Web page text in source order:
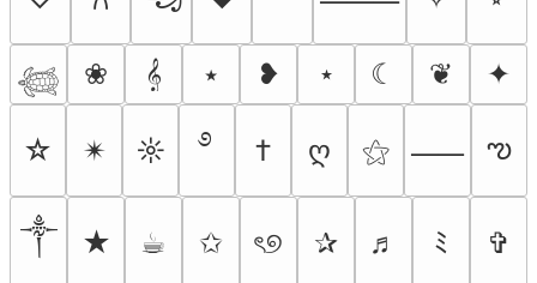
𓆉 ❀ 𝄞 ⭑ ❥ ⋆ ☾ ❦ ✦
☆ ✴︎ ☼ ࿔ † ღ ⚝ ⸺ ఌ
༒︎ ★ ☕︎ ✩ ৎ୭ ✰ ♬ ﾐ ✞